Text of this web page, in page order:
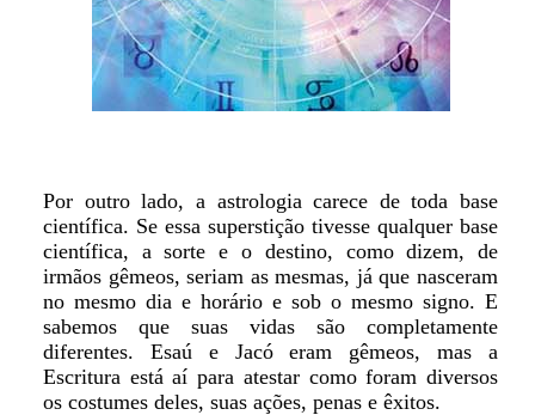
Por outro lado, a astrologia carece de toda base
científica. Se essa superstição tivesse qualquer base
científica, a sorte e o destino, como dizem, de
irmãos gêmeos, seriam as mesmas, já que nasceram
no mesmo dia e horário e sob o mesmo signo. E
sabemos que suas vidas são completamente
diferentes. Esaú e Jacó eram gêmeos, mas a
Escritura está aí para atestar como foram diversos
os costumes deles, suas ações, penas e êxitos.